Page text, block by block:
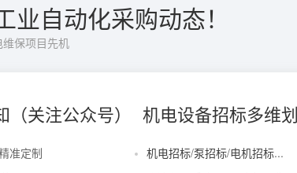
自动化采购动态！
保项目先机
关注公众号）
准定制
机电设备招标多维
机电招标/泵招标/电机招标...